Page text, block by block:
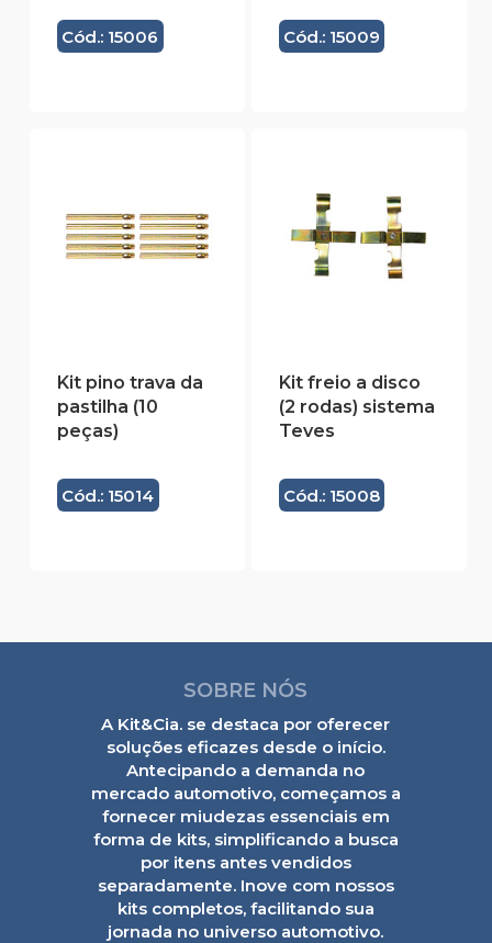
Cód.: 15006 Cód.: 15009
Kit pino trava da
pastilha (10
peças)
Cód.: 15014
Kit freio a disco
(2 rodas) sistema
Teves
Cód.: 15008
SOBRE NÓS
A Kit&Cia. se destaca por oferecer
soluções eficazes desde o início.
Antecipando a demanda no
mercado automotivo, começamos a
fornecer miudezas essenciais em
forma de kits, simplificando a busca
por itens antes vendidos
separadamente. Inove com nossos
kits completos, facilitando sua
jornada no universo automotivo.